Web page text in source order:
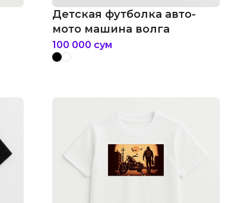
Детская футболка авто-
мото машина волга
100 000 сум